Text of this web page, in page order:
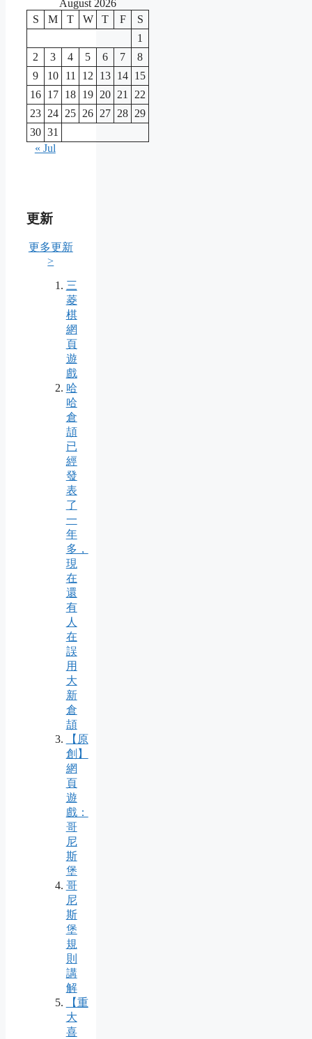
August 2026
S
M T W T F
S
1
2
3 4 5 6 7
8
9
10 11 12 13 14 15
16 17 18 19 20 21
22
23 24 25 26 27 28 29
30 31
« Jul
更新
更多更新
>
三
菱
棋
網
頁
遊
戲
哈
哈
倉
頡
已
經
發
表
了
一
年
多，
現
在
還
有
人
在
誤
用
大
新
倉
頡
【原
創】
網
頁
遊
戲：
哥
尼
斯
堡
哥
尼
斯
堡
規
則
講
解
【重
大
喜